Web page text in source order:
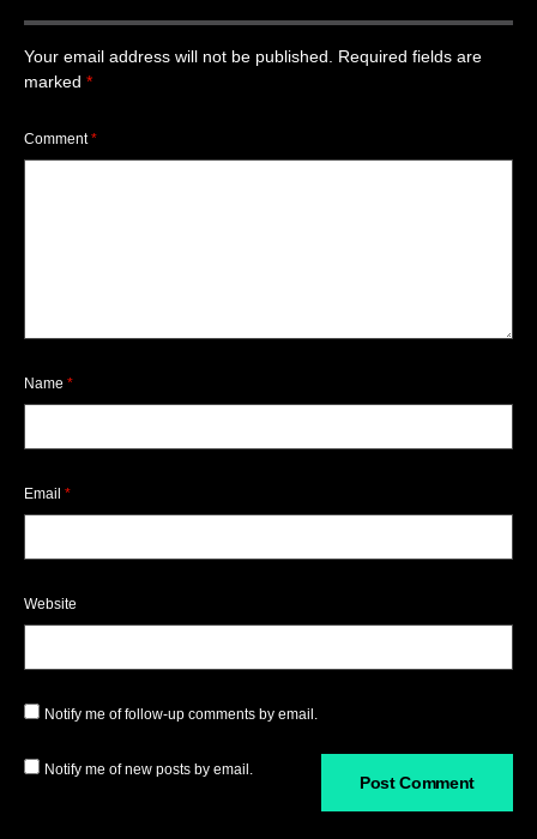
Your email address will not be published.
Required fields are
marked *
Comment*
Name *
Email *
Website
Notify me of follow-up comments by email.
Notify me of new posts by email.